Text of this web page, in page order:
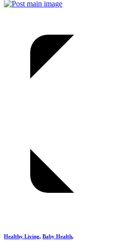
Healthy Living, Baby Health,